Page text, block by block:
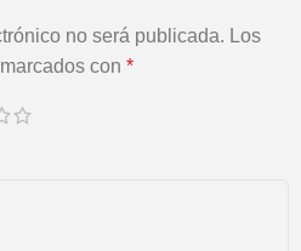
no será publicada. Los
con *